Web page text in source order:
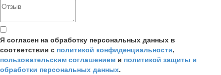
Я согласен на обработку персональных данных в
соответствии с политикой конфиденциальности,
пользовательским соглашением и политикой защиты и
обработки персональных данных.